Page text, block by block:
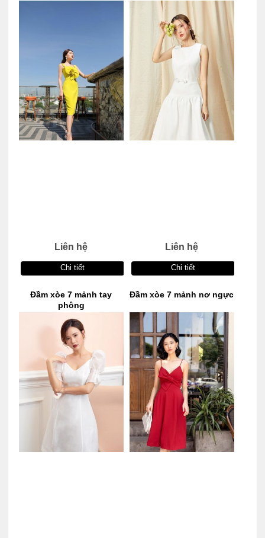
Liên hệ
Chi tiết
Liên hệ
Chi tiết
Đầm xòe 7 mảnh tay
phông
Đầm xòe 7 mảnh nơ ngực